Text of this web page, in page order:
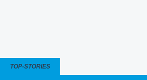
TOP-STORIES